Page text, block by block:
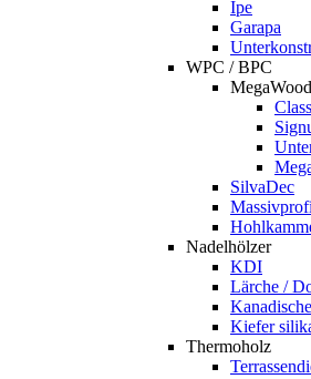
Ipe
Garapa
WPC / BPC
MegaWood
SilvaDec
Nadelhölzer
KDI
Lärche /
Kiefer
Thermoholz